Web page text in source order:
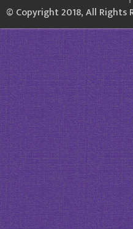
© Copyright 2018, All Rights